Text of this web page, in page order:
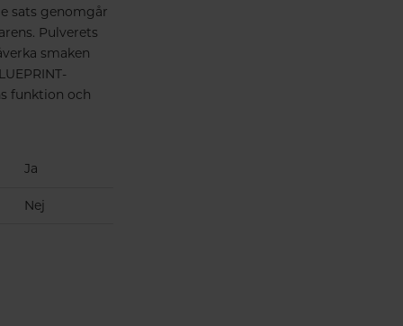
sats genomgår
Pulverets
smaken
funktion och
Ja
Nej